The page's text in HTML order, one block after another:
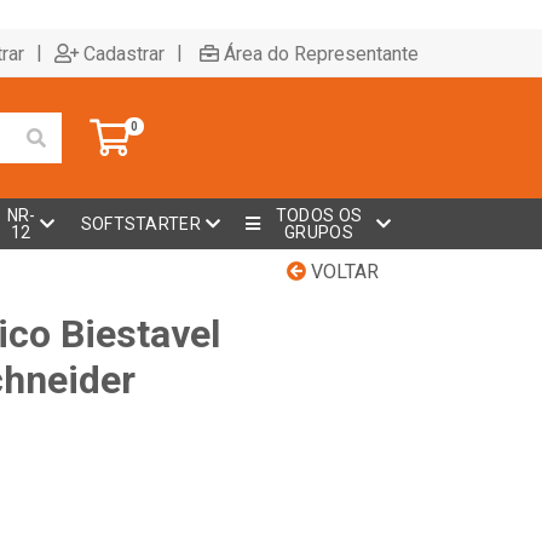
| Cadastrar | Área do Representante
0
NR-
12
SOFTSTARTER
TODOS OS
GRUPOS
VOLTAR
Biestavel